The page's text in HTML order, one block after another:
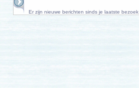
Er zijn nieuwe berichten sinds je laatste bezoek